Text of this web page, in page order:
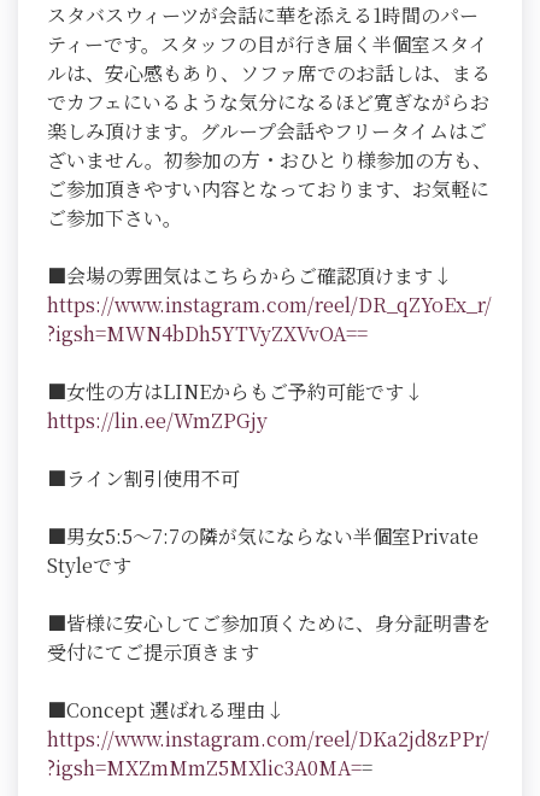
スタバスウィーツが会話に華を添える1時間のパー
ティーです。スタッフの目が行き届く半個室スタイ
ルは、安心感もあり、ソファ席でのお話しは、まる
でカフェにいるような気分になるほど寛ぎながらお
楽しみ頂けます。グループ会話やフリータイムはご
ざいません。初参加の方・おひとり様参加の方も、
ご参加頂きやすい内容となっております、お気軽に
ご参加下さい。
■会場の雰囲気はこちらからご確認頂けます↓
https://www.instagram.com/reel/DR_qZYoEx_r/
?igsh=MWN4bDh5YTVyZXVvOA==
■女性の方はLINEからもご予約可能です↓
https://lin.ee/WmZPGjy
■ライン割引使用不可
■男女5:5～7:7の隣が気にならない半個室Private
Styleです
■皆様に安心してご参加頂くために、身分証明書を
受付にてご提示頂きます
■Concept 選ばれる理由↓
https://www.instagram.com/reel/DKa2jd8zPPr/
?igsh=MXZmMmZ5MXlic3A0MA==